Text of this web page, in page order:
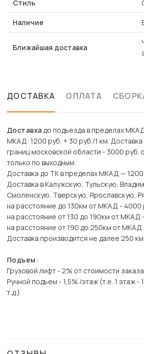
Стиль
Наличие
Ближайшая доставка
ДОСТАВКА ОПЛАТА
Доставкадо подъезда в пределах
МКАД: 1200 руб. + 30 руб./1 км.
границ московской области - 3000 руб.
только по выходным.
Доставка до ТК в пределах МКАД — 1200
Доставка в Калужскую, Тульскую,
Смоленскую, Тверскую, Ярославскую,
на расстояние до 130км от МКАД - 4000
на расстояние от 130 до 190км от МКАД
на расстояние от 190 до 250км от МКАД
Доставка производится не далее 250
Подъем:
Грузовой лифт - 2% от стоимости заказа
Ручной подъем - 1,5% /этаж (т.е. 1 этаж -
т.д.)